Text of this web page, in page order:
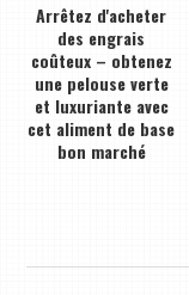
Arrêtez d'acheter
des engrais
coûteux – obtenez
une pelouse verte
et luxuriante avec
cet aliment de base
bon marché